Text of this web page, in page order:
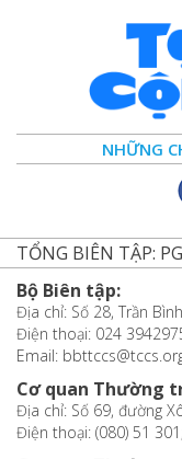
NHỮNG
TỔNG BIÊN TẬP:
Bộ Biên tập:
Địa chỉ: Số 28, Trần
Điện thoại: 024
Email:
Cơ quan Thường
Địa chỉ: Số 69, đường
Điện thoại: (080) 51